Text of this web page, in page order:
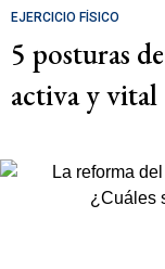
EJERCICIO FÍSICO
5 posturas
activa y vital